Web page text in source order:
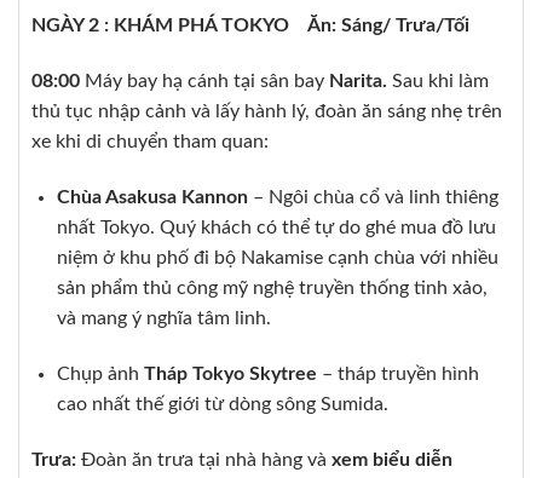
NGÀY 2 : KHÁM PHÁ TOKYO Ăn: Sáng/ Trưa/Tối
08:00 Máy bay hạ cánh tại sân bay Narita. Sau khi làm
thủ tục nhập cảnh và lấy hành lý, đoàn ăn sáng nhẹ trên
xe khi di chuyển tham quan:
Chùa Asakusa Kannon– Ngôi chùa cổ và linh thiêng
nhất Tokyo. Quý khách có thể tự do ghé mua đồ lưu
niệm ở khu phố đi bộ Nakamise cạnh chùa với nhiều
sản phẩm thủ công mỹ nghệ truyền thống tinh xảo,
và mang ý nghĩa tâm linh.
Chụp ảnh Tháp Tokyo Skytree – tháp truyền hình
cao nhất thế giới từ dòng sông Sumida.
Trưa: Đoàn ăn trưa tại nhà hàng và xem biểu diễn